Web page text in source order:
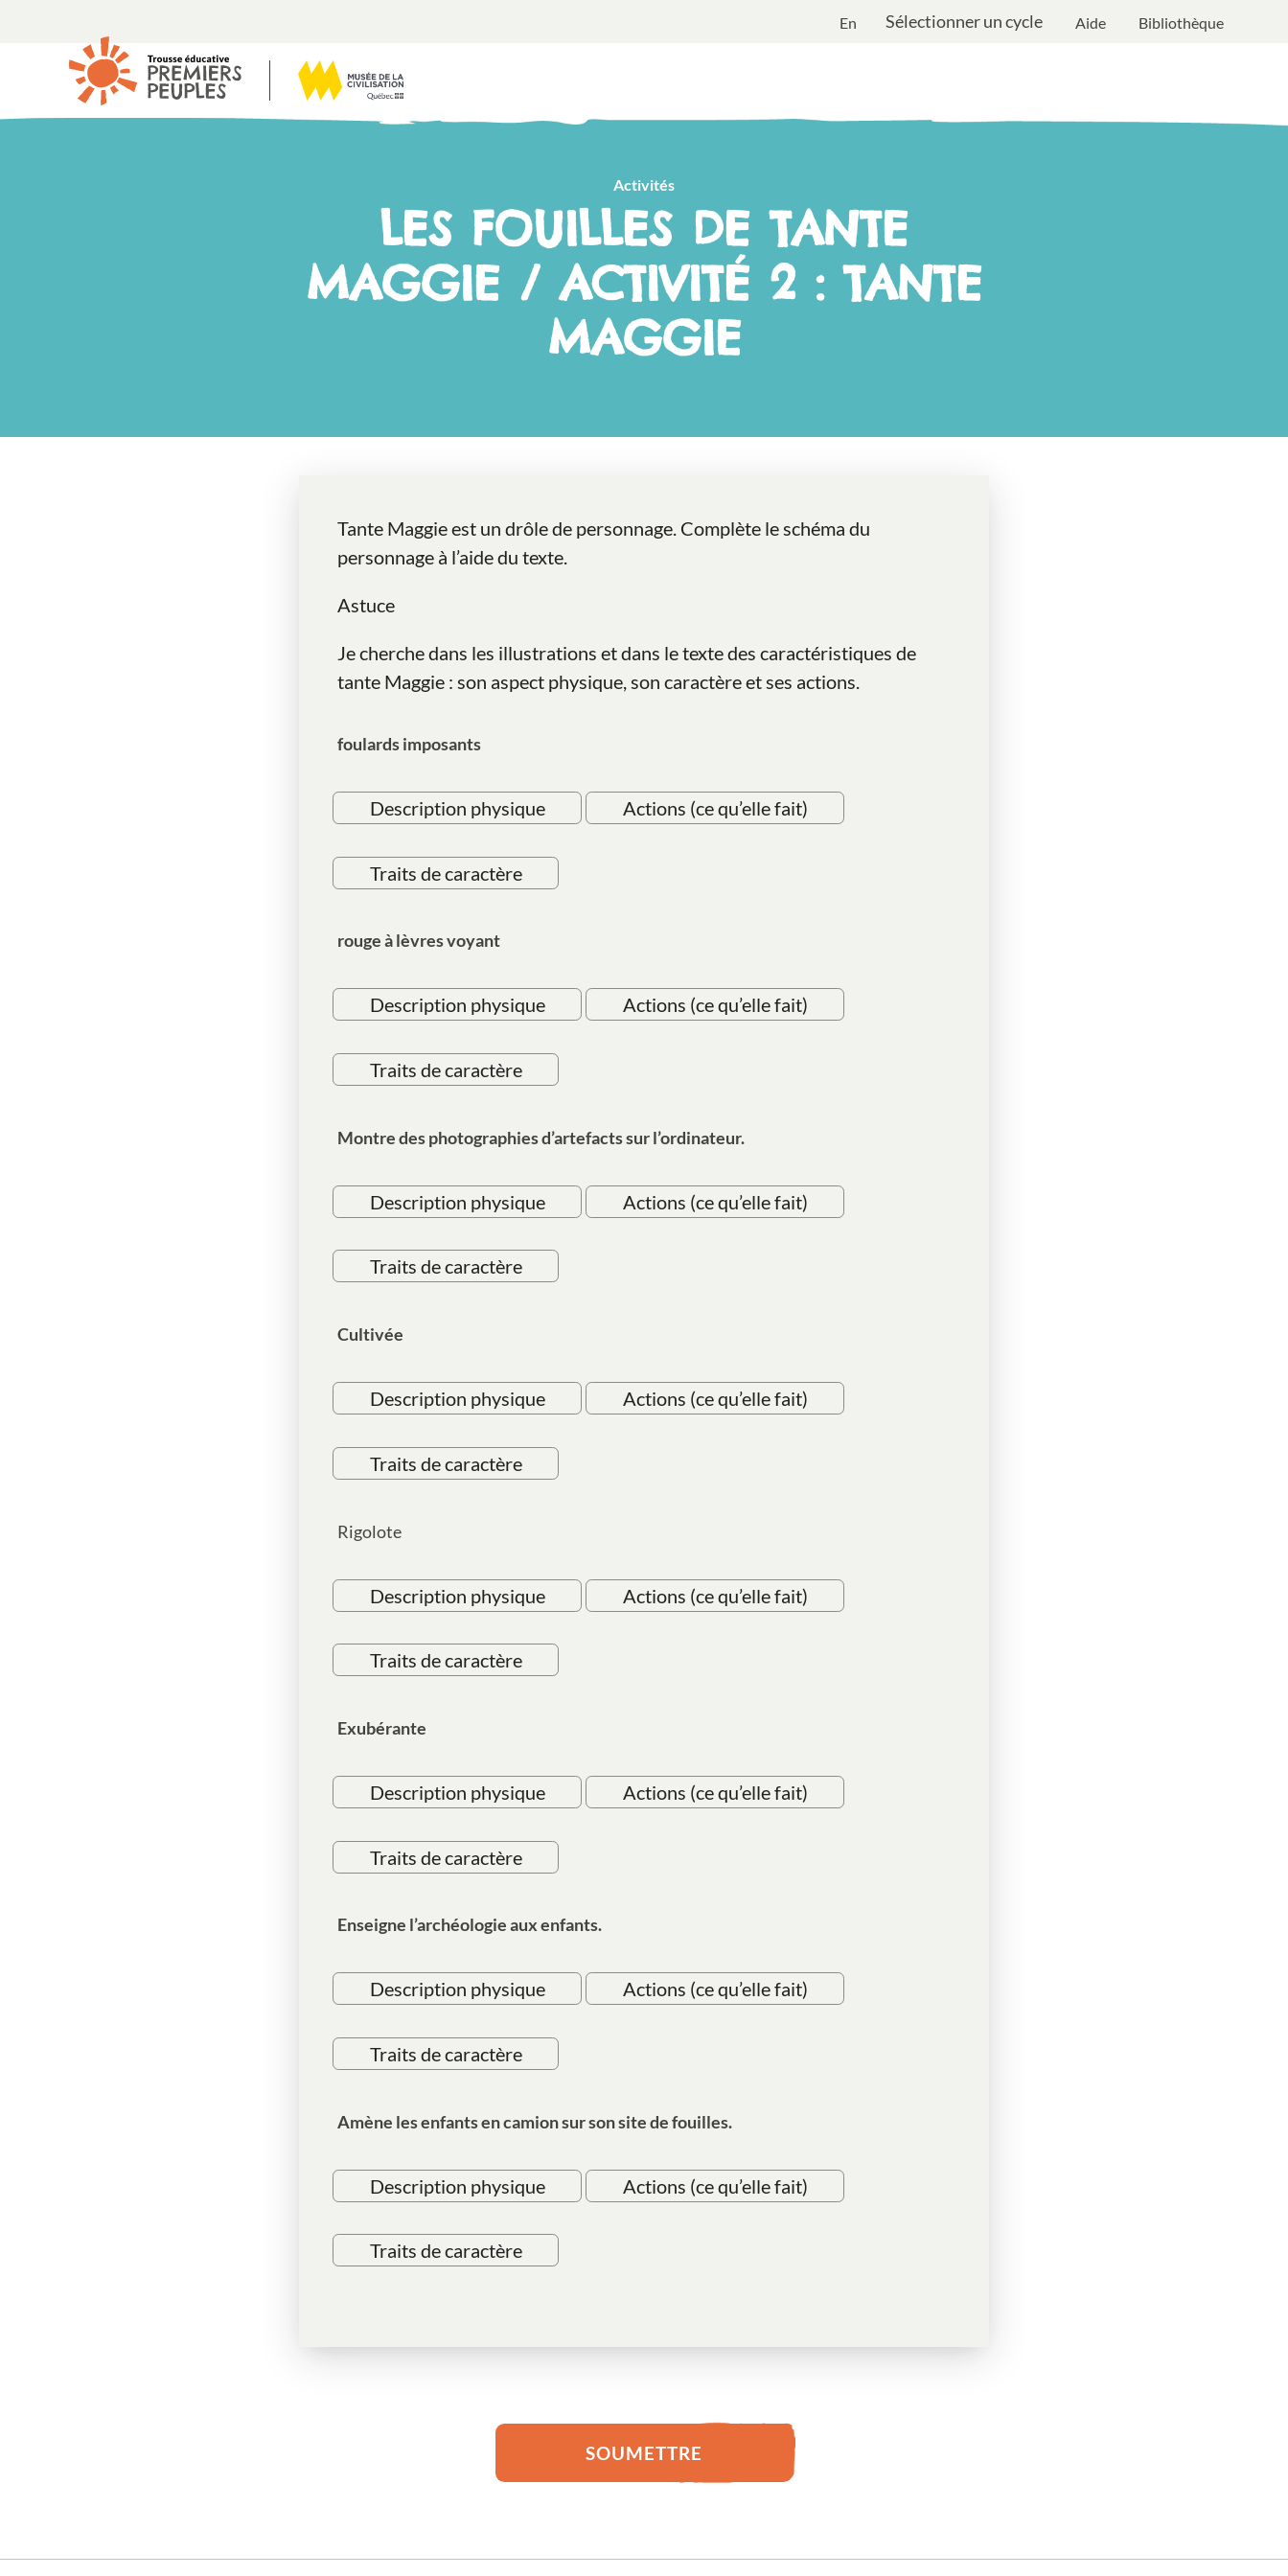
En Sélectionner un cycle Aide Bibliothèque
Activités
LES FOUILLES DE TANTE
MAGGIE / ACTIVITÉ 2 : TANTE
MAGGIE
Tante Maggie est un drôle de personnage. Complète le schéma du
personnage à l’aide du texte.
Astuce
Je cherche dans les illustrations et dans le texte des caractéristiques de
tante Maggie : son aspect physique, son caractère et ses actions.
foulards imposants
Description physique Actions (ce qu’elle fait)
Traits de caractère
rouge à lèvres voyant
Description physique Actions (ce qu’elle fait)
Traits de caractère
Montre des photographies d’artefacts sur l’ordinateur.
Description physique Actions (ce qu’elle fait)
Traits de caractère
Cultivée
Description physique Actions (ce qu’elle fait)
Traits de caractère
Rigolote
Description physique Actions (ce qu’elle fait)
Traits de caractère
Exubérante
Description physique Actions (ce qu’elle fait)
Traits de caractère
Enseigne l’archéologie aux enfants.
Description physique Actions (ce qu’elle fait)
Traits de caractère
Amène les enfants en camion sur son site de fouilles.
Description physique Actions (ce qu’elle fait)
Traits de caractère
SOUMETTRE